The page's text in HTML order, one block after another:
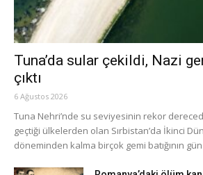
Tuna’da sular çekildi, Nazi
çıktı
6 Ağustos 2026
Tuna Nehri’nde su seviyesinin rekor
geçtiği ülkelerden olan Sırbistan’da İkinci
döneminden kalma birçok gemi batığının